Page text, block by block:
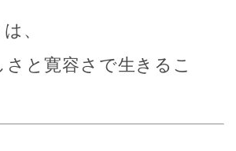
、
と寛容さで生きるこ